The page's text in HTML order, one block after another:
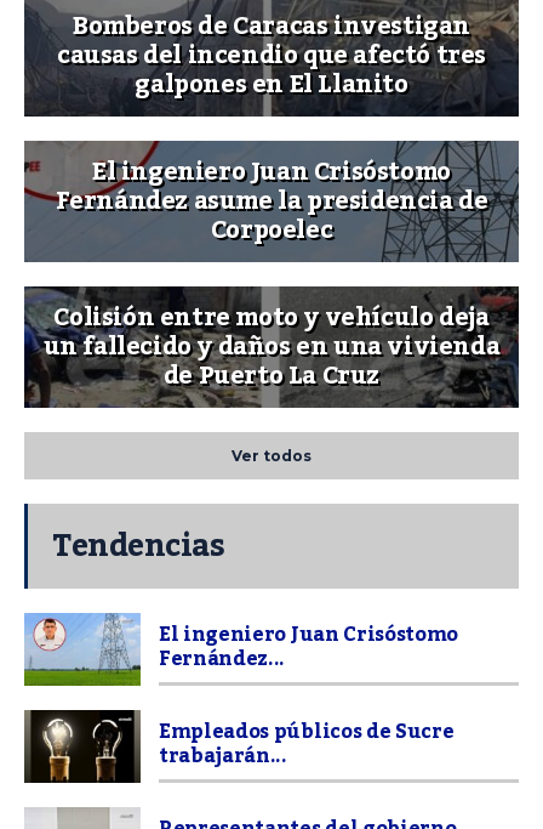
Bomberos de Caracas investigan
causas del incendio que afectó tres
galpones en El Llanito
El ingeniero Juan Crisóstomo
Fernández asume la presidencia de
Corpoelec
Colisión entre moto y vehículo deja
un fallecido y daños en una vivienda
de Puerto La Cruz
Ver todos
Tendencias
El ingeniero Juan Crisóstomo
Fernández...
Empleados públicos de Sucre
trabajarán...